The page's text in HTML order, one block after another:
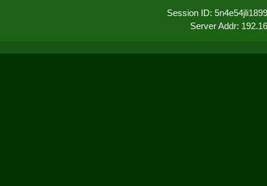
Session ID:
Server Addr: